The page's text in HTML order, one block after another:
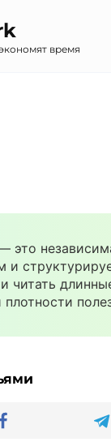
время
это
и
читать